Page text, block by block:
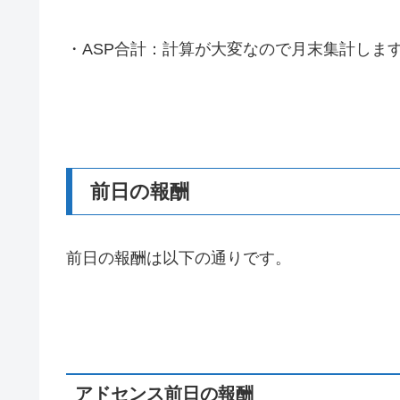
・ASP合計：計算が大変なので月末集計しま
前日の報酬
前日の報酬は以下の通りです。
アドセンス前日の報酬